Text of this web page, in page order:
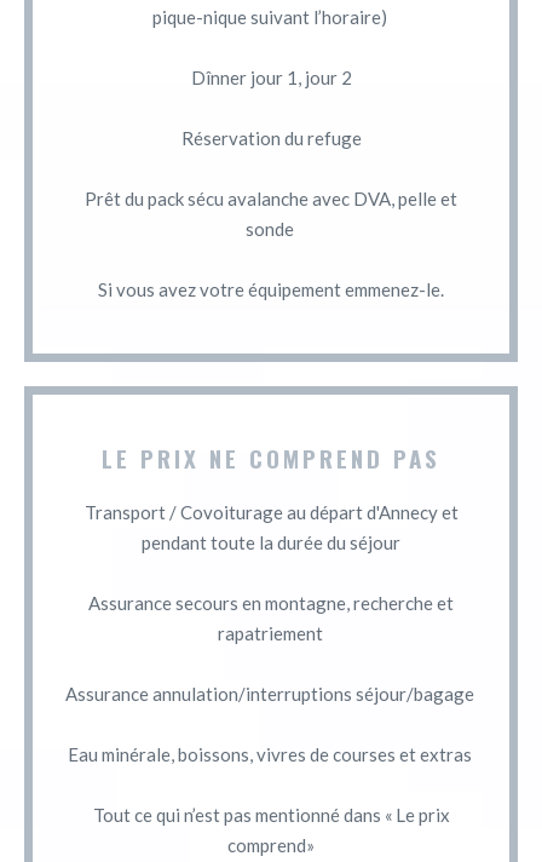
pique-nique suivant l’horaire)
Dînner jour 1, jour 2
Réservation du refuge
Prêt du pack sécu avalanche avec DVA, pelle et
sonde
Si vous avez votre équipement emmenez-le.
LE PRIX NE COMPREND PAS
Transport / Covoiturage au départ d'Annecy et
pendant toute la durée du séjour
Assurance secours en montagne, recherche et
rapatriement
Assurance annulation/interruptions séjour/bagage
Eau minérale, boissons, vivres de courses et extras
Tout ce qui n’est pas mentionné dans « Le prix
comprend»